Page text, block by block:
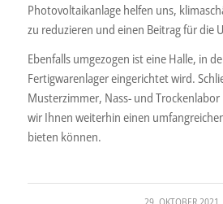
Photovoltaikanlage helfen uns,
zu reduzieren und einen Beitrag für die
Ebenfalls umgezogen ist eine Halle, in
Fertigwarenlager eingerichtet wird.
Musterzimmer, Nass- und
wir Ihnen weiterhin einen
bieten können.